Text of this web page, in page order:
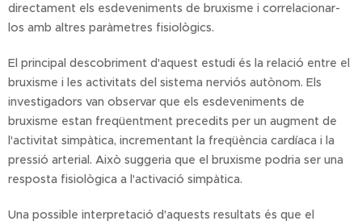
directament els esdeveniments de bruxisme i correlacionar-
los amb altres paràmetres fisiològics.
El principal descobriment d'aquest estudi és la relació entre el
bruxisme i les activitats del sistema nerviós autònom. Els
investigadors van observar que els esdeveniments de
bruxisme estan freqüentment precedits per un augment de
l'activitat simpàtica, incrementant la freqüència cardíaca i la
pressió arterial. Això suggeria que el bruxisme podria ser una
resposta fisiològica a l'activació simpàtica.
Una possible interpretació d'aquests resultats és que el